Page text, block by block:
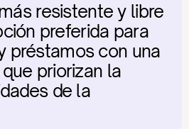
resistente y libre
preferida para
préstamos con una
priorizan la
de la